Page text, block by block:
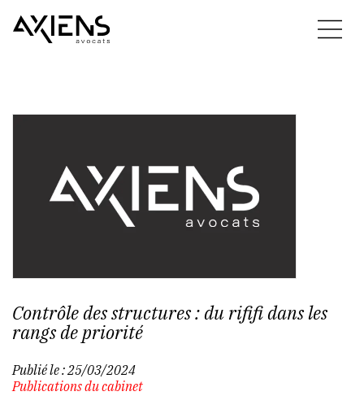
Contrôle des structures : du rififi dans les
rangs de priorité
Publié le :25/03/2024
Publications du cabinet